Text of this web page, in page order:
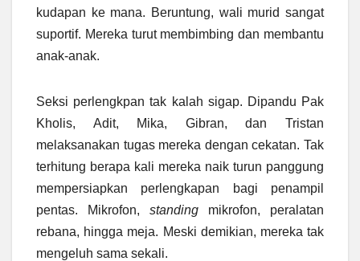
kudapan ke mana. Beruntung, wali murid sangat
suportif. Mereka turut membimbing dan membantu
anak-anak.
Seksi perlengkpan tak kalah sigap. Dipandu Pak
Kholis, Adit, Mika, Gibran, dan Tristan
melaksanakan tugas mereka dengan cekatan. Tak
terhitung berapa kali mereka naik turun panggung
mempersiapkan perlengkapan bagi penampil
pentas. Mikrofon, standing mikrofon, peralatan
rebana, hingga meja. Meski demikian, mereka tak
mengeluh sama sekali.